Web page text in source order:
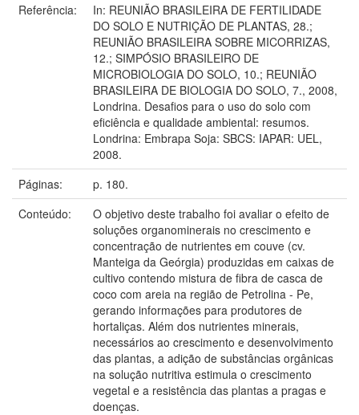
Referência:
In: REUNIÃO BRASILEIRA DE FERTILIDADE
DO SOLO E NUTRIÇÃO DE PLANTAS, 28.;
REUNIÃO BRASILEIRA SOBRE MICORRIZAS,
12.; SIMPÓSIO BRASILEIRO DE
MICROBIOLOGIA DO SOLO, 10.; REUNIÃO
BRASILEIRA DE BIOLOGIA DO SOLO, 7., 2008,
Londrina. Desafios para o uso do solo com
eficiência e qualidade ambiental: resumos.
Londrina: Embrapa Soja: SBCS: IAPAR: UEL,
2008.
Páginas:
p. 180.
Conteúdo:
O objetivo deste trabalho foi avaliar o efeito de
soluções organominerais no crescimento e
concentração de nutrientes em couve (cv.
Manteiga da Geórgia) produzidas em caixas de
cultivo contendo mistura de fibra de casca de
coco com areia na região de Petrolina - Pe,
gerando informações para produtores de
hortaliças. Além dos nutrientes minerais,
necessários ao crescimento e desenvolvimento
das plantas, a adição de substâncias orgânicas
na solução nutritiva estimula o crescimento
vegetal e a resistência das plantas a pragas e
doenças.